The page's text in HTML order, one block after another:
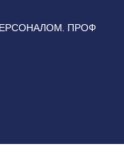
ПРОФ